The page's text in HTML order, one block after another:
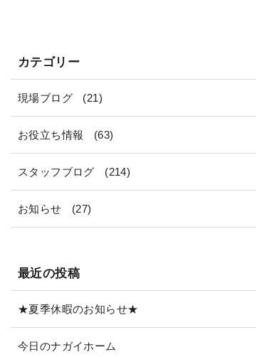
カテゴリー
現場ブログ (21)
お役立ち情報 (63)
スタッフブログ (214)
お知らせ (27)
最近の投稿
★夏季休暇のお知らせ★
今日のナガイホーム